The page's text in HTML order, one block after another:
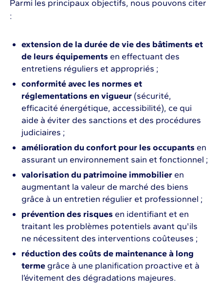
Parmi les principaux objectifs, nous pouvons citer
:
extension de la durée de vie des bâtiments et
de leurs équipements en effectuant des
entretiens réguliers et appropriés ;
conformité avec les normes et
réglementations en vigueur (sécurité,
efficacité énergétique, accessibilité), ce qui
aide à éviter des sanctions et des procédures
judiciaires ;
amélioration du confort pour les occupants en
assurant un environnement sain et fonctionnel ;
valorisation du patrimoine immobilier en
augmentant la valeur de marché des biens
grâce à un entretien régulier et professionnel ;
prévention des risques en identifiant et en
traitant les problèmes potentiels avant qu'ils
ne nécessitent des interventions coûteuses ;
réduction des coûts de maintenance à long
terme grâce à une planification proactive et à
l’évitement des dégradations majeures.